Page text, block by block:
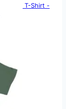
T-Shirt -